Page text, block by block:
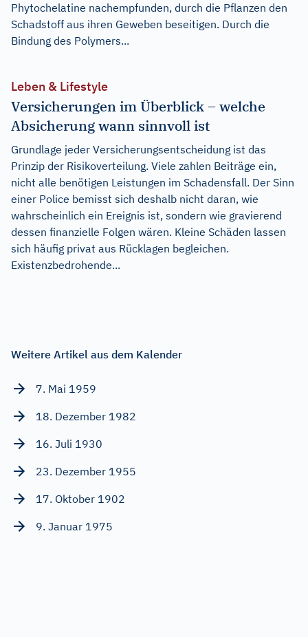
Phytochelatine nachempfunden, durch die Pflanzen den
Schadstoff aus ihren Geweben beseitigen. Durch die
Bindung des Polymers...
Leben & Lifestyle
Versicherungen im Überblick – welche
Absicherung wann sinnvoll ist
Grundlage jeder Versicherungsentscheidung ist das
Prinzip der Risikoverteilung. Viele zahlen Beiträge ein,
nicht alle benötigen Leistungen im Schadensfall. Der Sinn
einer Police bemisst sich deshalb nicht daran, wie
wahrscheinlich ein Ereignis ist, sondern wie gravierend
dessen finanzielle Folgen wären. Kleine Schäden lassen
sich häufig privat aus Rücklagen begleichen.
Existenzbedrohende...
Weitere Artikel aus dem Kalender
7. Mai 1959
18. Dezember 1982
16. Juli 1930
23. Dezember 1955
17. Oktober 1902
9. Januar 1975